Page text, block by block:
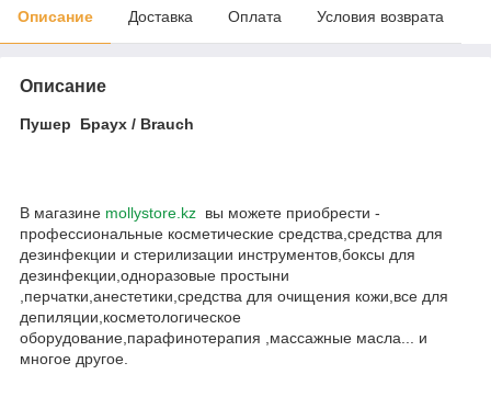
Описание Доставка Оплата Условия возврата
Описание
Пушер Браух / Brauch
В магазине mollystore.kz вы можете приобрести -
профессиональные косметические средства,средства для
дезинфекции и стерилизации инструментов,боксы для
дезинфекции,одноразовые простыни
,перчатки,анестетики,средства для очищения кожи,все для
депиляции,косметологическое
оборудование,парафинотерапия ,массажные масла... и
многое другое.